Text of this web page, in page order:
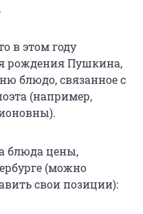
в этом году
рождения Пушкина,
блюдо, связанное с
(например,
блюда цены,
(можно
свои позиции):